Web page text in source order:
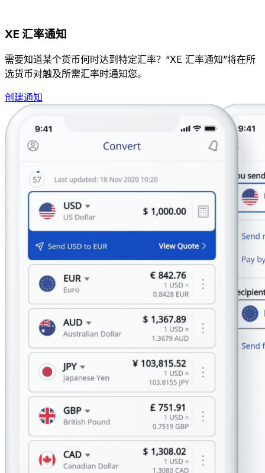
XE 汇率通知
需要知道某个货币何时达到特定汇率？“XE 汇率通知”将在所
选货币对触及所需汇率时通知您。
创建通知